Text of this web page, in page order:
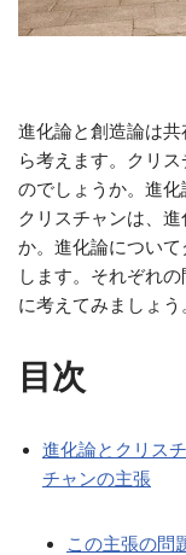
進化論と創造論は
ら考えます。クリ
のでしょうか。進化
クリスチャンは、
か。進化論につい
します。それぞれ
に考えてみましょう
目次
進化論とクリス
チャンの主張
この主張の問